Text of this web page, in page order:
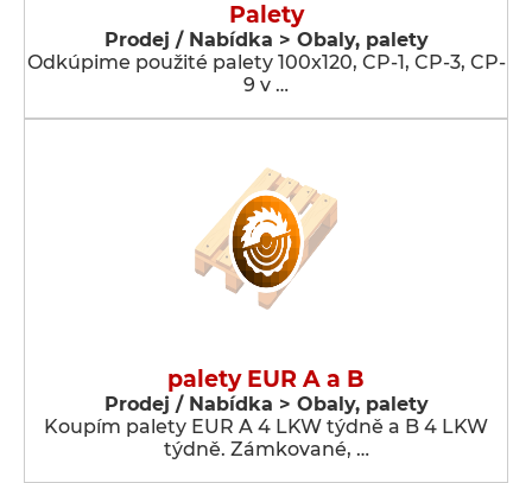
Palety
Prodej / Nabídka > Obaly, palety
Odkúpime použité palety 100x120, CP-1, CP-3, CP-
9 v …
palety EUR A a B
Prodej / Nabídka > Obaly, palety
Koupím palety EUR A 4 LKW týdně a B 4 LKW
týdně. Zámkované, …